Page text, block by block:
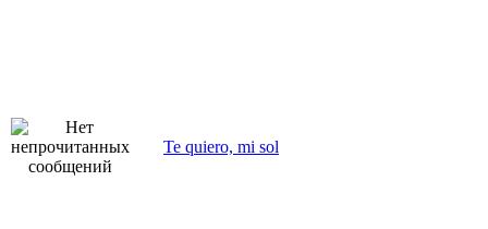
Te quiero, mi sol